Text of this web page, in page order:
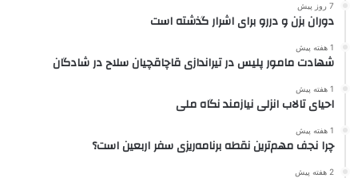
7 روز پیش
دوران بزن و دررو برای اشرار گذشته است
1 هفته پیش
شهادت مامور پلیس در تیراندازی قاچاقچیان سلاح در شادگان
1 هفته پیش
احیای تالاب انزلی نیازمند نگاه ملی
1 هفته پیش
چرا نجف مهم‌ترین نقطه برنامه‌ریزی سفر اربعین است؟
2 هفته پیش